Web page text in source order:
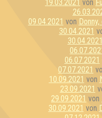
19.03.2021 von
09.04.2021 von
30.04.2021
30.04.2021
06.07.2021
07.07.2021
10.09.2021 von
23.09.2021
29.09.2021 von
30.09.2021 von